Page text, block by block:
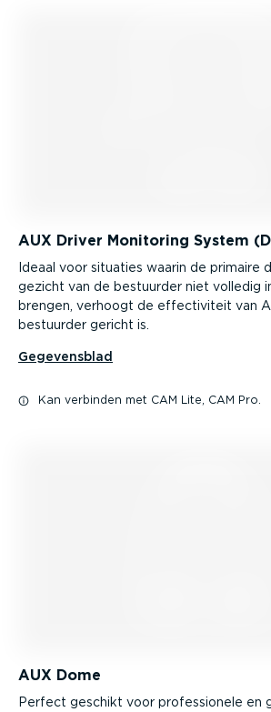
AUX Driver Monitoring System
Ideaal voor situaties waarin de primaire
gezicht van de bestuurder niet volledig
brengen, verhoogt de effec­ti­viteit van
bestuurder gericht is.
Gegevensblad
Kan verbinden met CAM Lite, CAM Pro.
AUX Dome
Perfect geschikt voor profes­si­onele en